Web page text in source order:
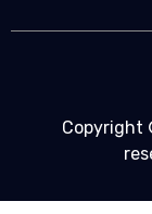
Copyright